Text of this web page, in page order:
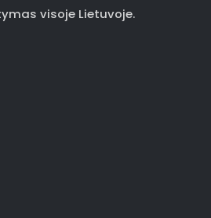
visoje Lietuvoje.